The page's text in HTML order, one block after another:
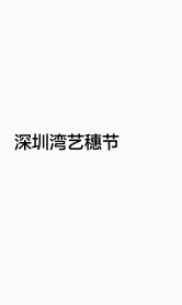
深圳湾艺穗节